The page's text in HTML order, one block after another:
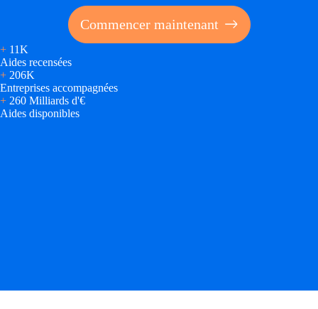
Commencer maintenant
+ 11K
Aides recensées
+ 206K
Entreprises accompagnées
+ 260 Milliards d'€
Aides disponibles